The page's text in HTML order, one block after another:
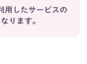
用したサービスの
ります。